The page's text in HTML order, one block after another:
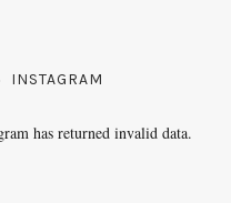
INSTAGRAM
has returned invalid data.